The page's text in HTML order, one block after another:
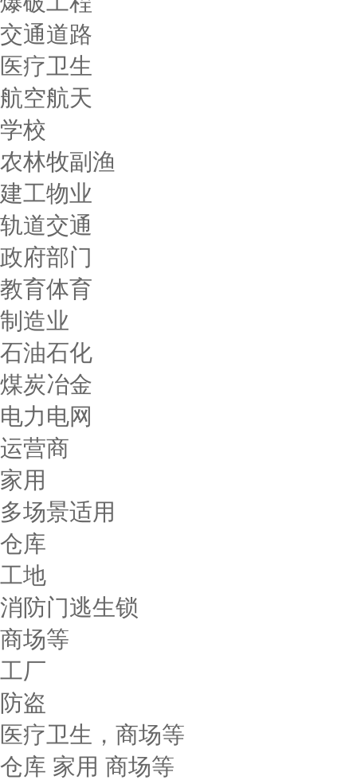
交通道路
医疗卫生
航空航天
学校
农林牧副渔
建工物业
轨道交通
政府部门
教育体育
制造业
石油石化
煤炭冶金
电力电网
运营商
家用
多场景适用
仓库
工地
消防门逃生锁
商场等
工厂
防盗
医疗卫生，商场等
仓库 家用 商场等